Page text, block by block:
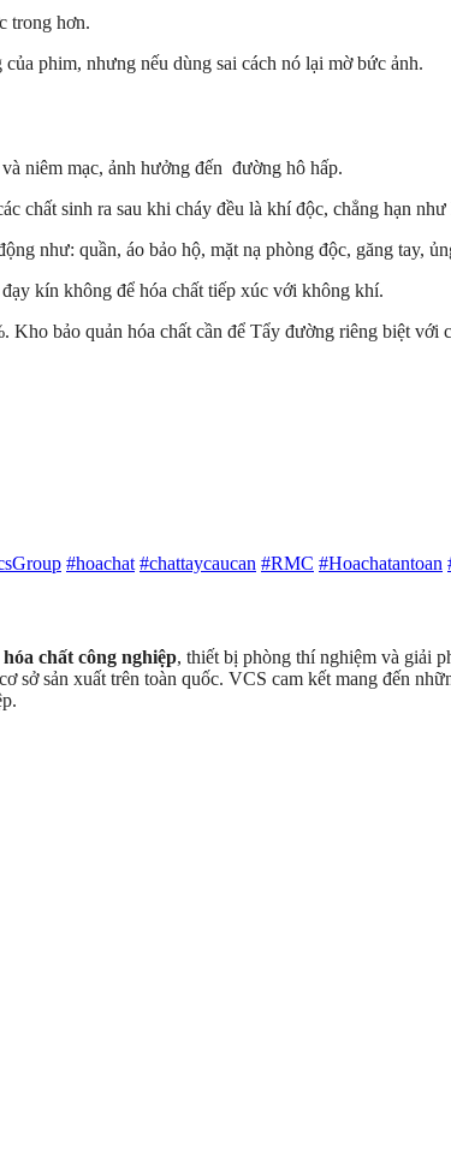
trong hơn.
phim, nhưng nếu dùng sai cách nó lại mờ bức ảnh.
niêm mạc, ảnh hưởng đến đường hô hấp.
chất sinh ra sau khi cháy đều là khí độc, chẳng hạn
như: quần, áo bảo hộ, mặt nạ phòng độc, găng tay,
kín không để hóa chất tiếp xúc với không khí.
bảo quản hóa chất cần để Tẩy đường riêng biệt với
#hoachat #chattaycaucan #RMC #Hoachatantoan
chất công nghiệp, thiết bị phòng thí nghiệm và giải
sở sản xuất trên toàn quốc. VCS cam kết mang đến